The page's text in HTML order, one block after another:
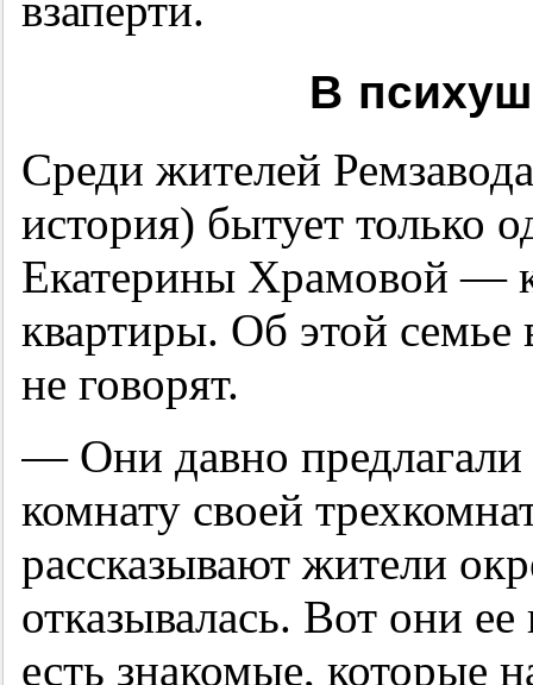
В
Среди жителей
история) бытует только
Екатерины Храмовой —
квартиры. Об этой
не говорят.
— Они давно предлагали
комнату своей
рассказывают жители
отказывалась. Вот они
есть знакомые, которые